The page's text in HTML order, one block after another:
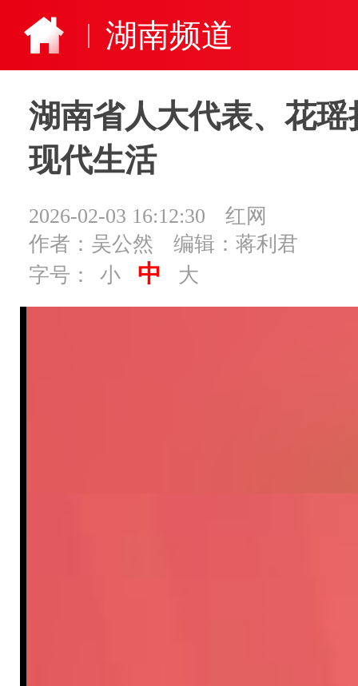
湖南频道
湖南省人大代表、花
现代生活
2026-02-03 16:12:30
红网
作者：吴公然
编辑：蒋利君
字号：
小 中 大